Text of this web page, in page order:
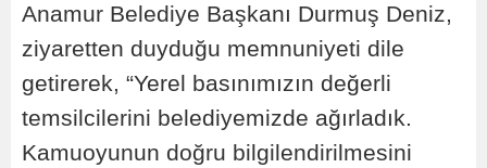
Anamur Belediye Başkanı Durmuş Deniz,
ziyaretten duyduğu memnuniyeti dile
getirerek, “Yerel basınımızın değerli
temsilcilerini belediyemizde ağırladık.
Kamuoyunun doğru bilgilendirilmesini